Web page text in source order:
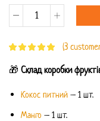
Exotic
(L)
quantity
(3
🎁 Склад коробки
Кокос питний – 1 шт.
Манго – 1 шт.